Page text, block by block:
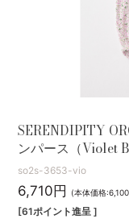
SERENDIPITY
ンパース（Violet
so2s-3653-vio
6,710円 (本体価格
[61ポイント進呈 ]